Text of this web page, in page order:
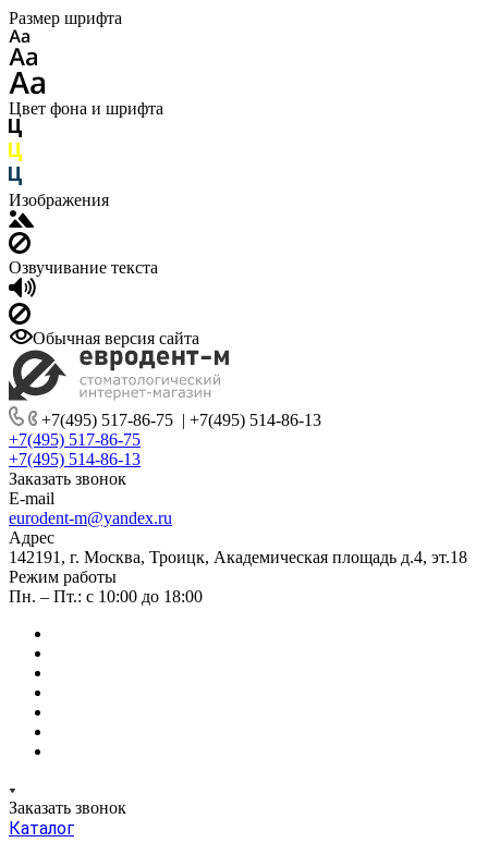
Размер шрифта
Цвет фона и шрифта
Изображения
Озвучивание текста
Обычная версия сайта
+7(495) 517-86-75 | +7(495) 514-86-13
+7(495) 517-86-75
+7(495) 514-86-13
Заказать звонок
E-mail
eurodent-m@yandex.ru
Адрес
142191, г. Москва, Троицк, Академическая площадь д.4, эт.18
Режим работы
Пн. – Пт.: с 10:00 до 18:00
Заказать звонок
Каталог